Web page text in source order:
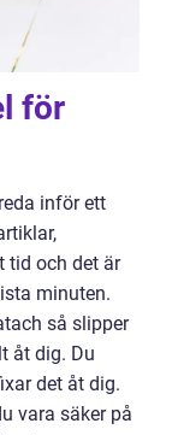
för
inför ett
tid och det är
minuten.
så slipper
åt dig. Du
det åt dig.
vara säker på